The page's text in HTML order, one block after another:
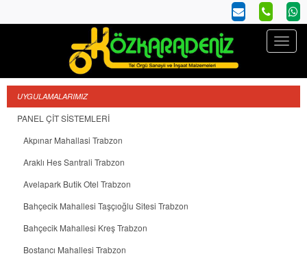
UYGULAMALARIMIZ
PANEL ÇİT SİSTEMLERİ
Akpınar Mahallasi Trabzon
Araklı Hes Santrali Trabzon
Avelapark Butik Otel Trabzon
Bahçecik Mahallesi Taşçıoğlu Sitesi Trabzon
Bahçecik Mahallesi Kreş Trabzon
Bostancı Mahallesi Trabzon